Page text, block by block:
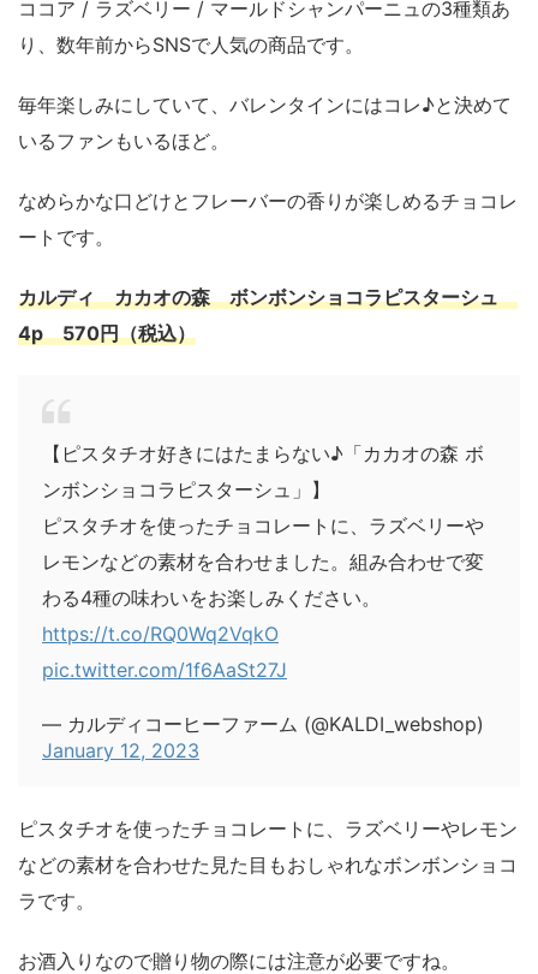
ココア / ラズベリー / マールドシャンパーニュの3種類あ
り、数年前からSNSで人気の商品です。
毎年楽しみにしていて、バレンタインにはコレ♪と決めて
いるファンもいるほど。
なめらかな口どけとフレーバーの香りが楽しめるチョコレ
ートです。
カルディ カカオの森 ボンボンショコラピスターシュ
4p 570円（税込）
【ピスタチオ好きにはたまらない♪「カカオの森 ボ
ンボンショコラピスターシュ」】
ピスタチオを使ったチョコレートに、ラズベリーや
レモンなどの素材を合わせました。組み合わせで変
わる4種の味わいをお楽しみください。
https://t.co/RQ0Wq2VqkO
pic.twitter.com/1f6AaSt27J
— カルディコーヒーファーム (@KALDI_webshop)
January 12, 2023
ピスタチオを使ったチョコレートに、ラズベリーやレモン
などの素材を合わせた見た目もおしゃれなボンボンショコ
ラです。
お酒入りなので贈り物の際には注意が必要ですね。